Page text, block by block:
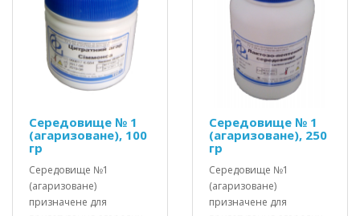
Середовище № 1
(агаризоване), 100
гр
Середовище №1
(агаризоване)
призначене для
Середовище № 1
(агаризоване), 250
гр
Середовище №1
(агаризоване)
призначене для